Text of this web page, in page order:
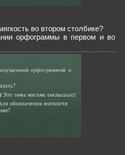
во втором столбике?
орфограммы в первом и во